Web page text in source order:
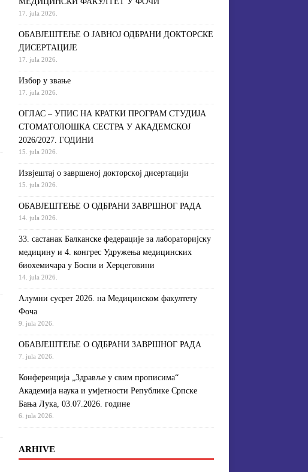
17. jula 2026.
ОБАВЈЕШТЕЊЕ О ЈАВНОЈ ОДБРАНИ ДОКТОРСКЕ
ДИСЕРТАЦИЈЕ
17. jula 2026.
Избор у звање
17. jula 2026.
ОГЛАС – УПИС НА КРАТКИ ПРОГРАМ СТУДИЈА
СТОМАТОЛОШКА СЕСТРА У АКАДЕМСКОЈ
2026/2027. ГОДИНИ
15. jula 2026.
Извjeштaj o зaвршeнoj дoктoрскoj дисeртaциjи
15. jula 2026.
ОБАВЈЕШТЕЊЕ О ОДБРАНИ ЗАВРШНОГ РАДА
14. jula 2026.
33. састанак Балканске федерације за лабораторијску
медицину и 4. конгрес Удружења медицинских
биохемичара у Босни и Херцеговини
14. jula 2026.
Алумни сусрет 2026. на Медицинском факултету
Фоча
9. jula 2026.
ОБАВЈЕШТЕЊЕ О ОДБРАНИ ЗАВРШНОГ РАДА
7. jula 2026.
Конференција „Здравље у свим прописима“
Академија наука и умјетности Републике Српске
Бања Лука, 03.07.2026. године
6. jula 2026.
ARHIVE